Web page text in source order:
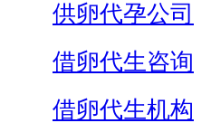
供卵代孕公司
借卵代生咨询
借卵代生机构